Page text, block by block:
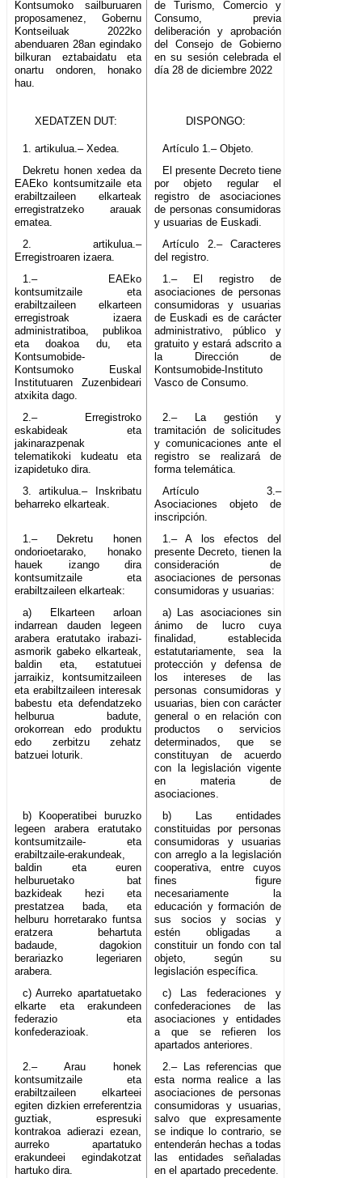
Kontsumoko sailburuaren
proposamenez, Gobernu
Kontseiluak 2022ko
abenduaren 28an egindako
bilkuran eztabaidatu eta
onartu ondoren, honako
hau.
de Turismo, Comercio y
Consumo, previa
deliberación y aprobación
del Consejo de Gobierno
en su sesión celebrada el
día 28 de diciembre 2022
XEDATZEN DUT: DISPONGO:
1. artikulua.– Xedea.
Artículo 1.– Objeto.
Dekretu honen xedea da
EAEko kontsumitzaile eta
erabiltzaileen elkarteak
erregistratzeko arauak
ematea.
El presente Decreto tiene
por objeto regular el
registro de asociaciones
de personas consumidoras
y usuarias de Euskadi.
2. artikulua.–
Erregistroaren izaera.
Artículo 2.– Caracteres
del registro.
1.– EAEko
kontsumitzaile eta
erabiltzaileen elkarteen
erregistroak izaera
administratiboa, publikoa
eta doakoa du, eta
Kontsumobide-
Kontsumoko Euskal
Institutuaren Zuzenbideari
atxikita dago.
1.– El registro de
asociaciones de personas
consumidoras y usuarias
de Euskadi es de carácter
administrativo, público y
gratuito y estará adscrito a
la Dirección de
Kontsumobide-Instituto
Vasco de Consumo.
2.– Erregistroko
eskabideak eta
jakinarazpenak
telematikoki kudeatu eta
izapidetuko dira.
2.– La gestión y
tramitación de solicitudes
y comunicaciones ante el
registro se realizará de
forma telemática.
3. artikulua.– Inskribatu
beharreko elkarteak.
Artículo 3.–
Asociaciones objeto de
inscripción.
1.– Dekretu honen
ondorioetarako, honako
hauek izango dira
kontsumitzaile eta
erabiltzaileen elkarteak:
1.– A los efectos del
presente Decreto, tienen la
consideración de
asociaciones de personas
consumidoras y usuarias:
a) Elkarteen arloan
indarrean dauden legeen
arabera eratutako irabazi-
asmorik gabeko elkarteak,
baldin eta, estatutuei
jarraikiz, kontsumitzaileen
eta erabiltzaileen interesak
babestu eta defendatzeko
helburua badute,
orokorrean edo produktu
edo zerbitzu zehatz
batzuei loturik.
a) Las asociaciones sin
ánimo de lucro cuya
finalidad, establecida
estatutariamente, sea la
protección y defensa de
los intereses de las
personas consumidoras y
usuarias, bien con carácter
general o en relación con
productos o servicios
determinados, que se
constituyan de acuerdo
con la legislación vigente
en materia de
asociaciones.
b) Kooperatibei buruzko
legeen arabera eratutako
kontsumitzaile- eta
erabiltzaile-erakundeak,
baldin eta euren
helburuetako bat
bazkideak hezi eta
prestatzea bada, eta
helburu horretarako funtsa
eratzera behartuta
badaude, dagokion
berariazko legeriaren
arabera.
b) Las entidades
constituidas por personas
consumidoras y usuarias
con arreglo a la legislación
cooperativa, entre cuyos
fines figure
necesariamente la
educación y formación de
sus socios y socias y
estén obligadas a
constituir un fondo con tal
objeto, según su
legislación específica.
c) Aurreko apartatuetako
elkarte eta erakundeen
federazio eta
konfederazioak.
c) Las federaciones y
confederaciones de las
asociaciones y entidades
a que se refieren los
apartados anteriores.
2.– Arau honek
kontsumitzaile eta
erabiltzaileen elkarteei
egiten dizkien erreferentzia
guztiak, espresuki
kontrakoa adierazi ezean,
aurreko apartatuko
erakundeei egindakotzat
hartuko dira.
2.– Las referencias que
esta norma realice a las
asociaciones de personas
consumidoras y usuarias,
salvo que expresamente
se indique lo contrario, se
entenderán hechas a todas
las entidades señaladas
en el apartado precedente.